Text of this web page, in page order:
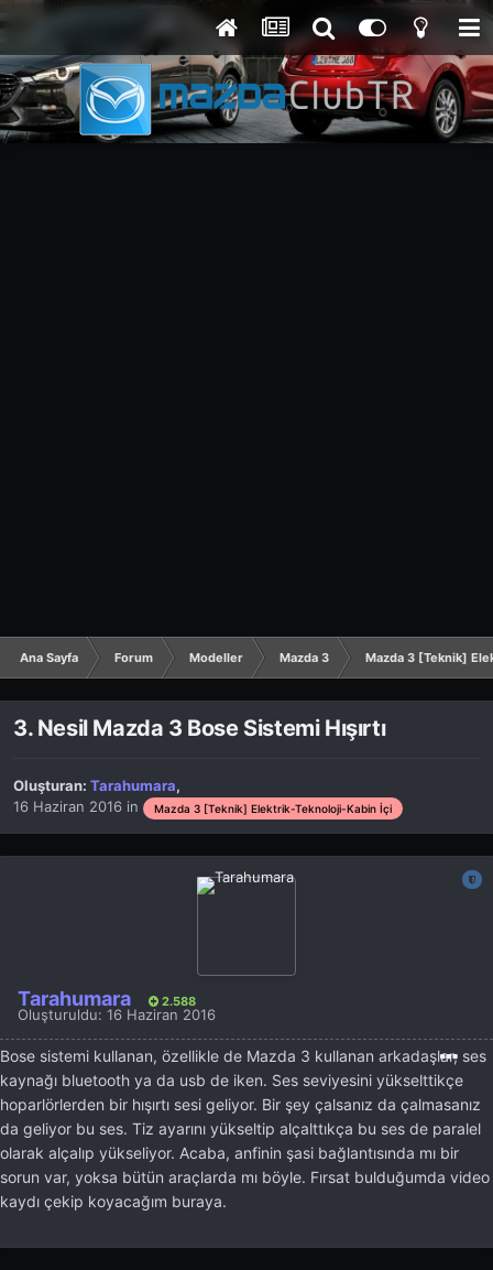
Ana Sayfa Forum Modeller Mazda 3 Mazda 3 [Teknik]
3. Nesil Mazda 3 Bose Sistemi Hışırtı
Oluşturan: Tarahumara,
16 Haziran 2016 in Mazda 3 [Teknik] Elektrik-Teknoloji-Kabin İçi
Tarahumara 2.588
Oluşturuldu: 16 Haziran 2016
Bose sistemi kullanan, özellikle de Mazda 3 kullanan arkadaşlar, ses
kaynağı bluetooth ya da usb de iken. Ses seviyesini yükselttikçe
hoparlörlerden bir hışırtı sesi geliyor. Bir şey çalsanız da çalmasanız
da geliyor bu ses. Tiz ayarını yükseltip alçalttıkça bu ses de paralel
olarak alçalıp yükseliyor. Acaba, anfinin şasi bağlantısında mı bir
sorun var, yoksa bütün araçlarda mı böyle. Fırsat bulduğumda video
kaydı çekip koyacağım buraya.